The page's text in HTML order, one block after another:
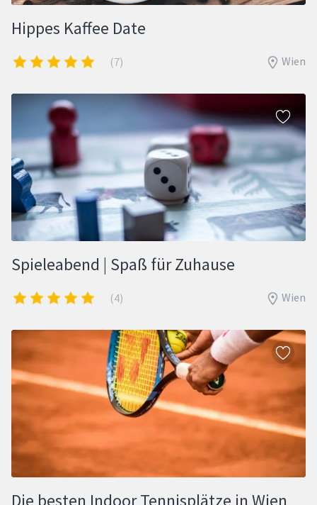
Hippes Kaffee Date
(7) Wien
Spieleabend | Spaß für Zuhause
(4) Wien
Die besten Indoor Tennisplätze in Wien